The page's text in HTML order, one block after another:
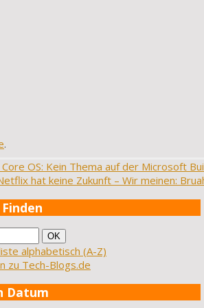
.
OS: Kein Thema auf der Microsoft
hat keine Zukunft – Wir meinen:
Suchen
OK
alphabetisch (A-Z)
zu Tech-Blogs.de
Datum